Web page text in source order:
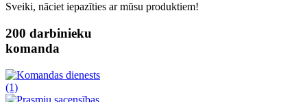
Sveiki, nāciet iepazīties ar mūsu produktiem!
200 darbinieku
komanda